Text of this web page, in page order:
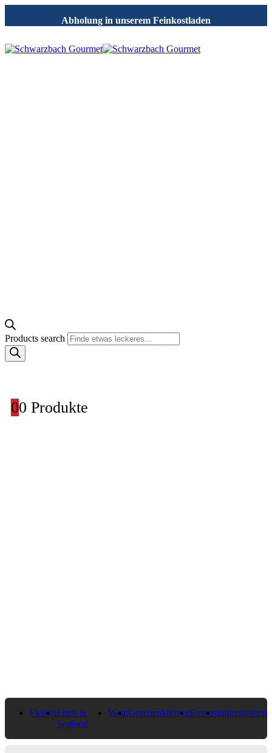
Abholung in unserem Feinkostladen
Products search
00 Produkte
FleischFisch &
Seafood
WeinGeschenkboxenEventsImpressionen